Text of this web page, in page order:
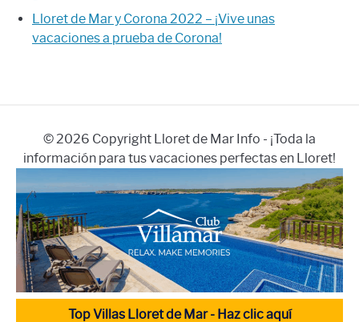
Lloret de Mar y Corona 2022 – ¡Vive unas
vacaciones a prueba de Corona!
© 2026 Copyright Lloret de Mar Info - ¡Toda la
información para tus vacaciones perfectas en Lloret!
Top Villas Lloret de Mar - Haz clic aquí